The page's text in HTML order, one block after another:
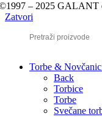
– 2025 GALANT
Zatvori
Torbe &
Back
Torbice
Torbe
Svečane